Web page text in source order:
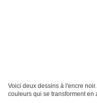
Voici deux dessins à l'encre
couleurs qui se transforment